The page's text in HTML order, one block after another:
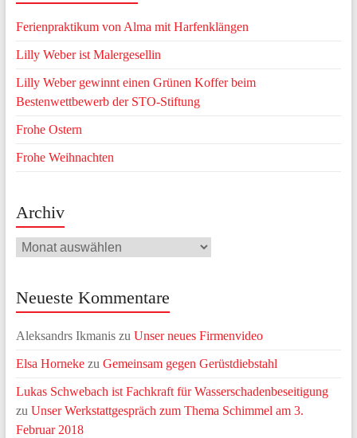
Ferienpraktikum von Alma mit Harfenklängen
Lilly Weber ist Malergesellin
Lilly Weber gewinnt einen Grünen Koffer beim
Bestenwettbewerb der STO-Stiftung
Frohe Ostern
Frohe Weihnachten
Archiv
Archiv
Neueste Kommentare
Aleksandrs Ikmaniszu Unser neues Firmenvideo
Elsa Hornekezu Gemeinsam gegen Gerüstdiebstahl
Lukas Schwebach ist Fachkraft für Wasserschadenbeseitigung
zu Unser Werkstattgespräch zum Thema Schimmel am 3.
Februar 2018